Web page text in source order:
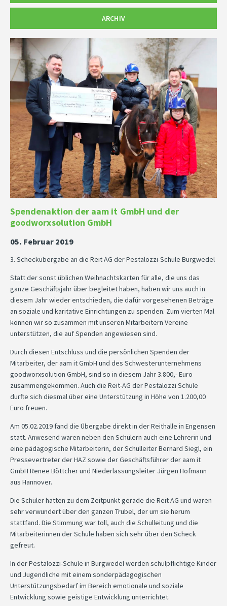
ARCHIV
Spendenaktion der aam it GmbH und der
goodworxsolution GmbH
05. Februar 2019
3. Scheckübergabe an die Reit AG der Pestalozzi-Schule Burgwedel
Statt der sonst üblichen Weihnachtskarten für alle, die uns das
ganze Geschäftsjahr über begleitet haben, haben wir uns auch in
diesem Jahr wieder entschieden, die dafür vorgesehenen Beträge
an soziale und karitative Einrichtungen zu spenden. Zum vierten Mal
können wir so zusammen mit unseren Mitarbeitern Vereine
unterstützen, die auf Spenden angewiesen sind.
Durch diesen Entschluss und die persönlichen Spenden der
Mitarbeiter, der aam it GmbH und des Schwesterunternehmens
goodworxsolution GmbH, sind so in diesem Jahr 3.800,- Euro
zusammengekommen. Auch die Reit-AG der Pestalozzi Schule
durfte sich diesmal über eine Unterstützung in Höhe von 1.200,00
Euro freuen.
Am 05.02.2019 fand die Übergabe direkt in der Reithalle in Engensen
statt. Anwesend waren neben den Schülern auch eine Lehrerin und
eine pädagogische Mitarbeiterin, der Schulleiter Bernard Siegl, ein
Pressevertreter der HAZ sowie der Geschäftsführer der aam it
GmbH Renee Böttcher und Niederlassungsleiter Jürgen Hofmann
aus Hannover.
Die Schüler hatten zu dem Zeitpunkt gerade die Reit AG und waren
sehr verwundert über den ganzen Trubel, der um sie herum
stattfand. Die Stimmung war toll, auch die Schulleitung und die
Mitarbeiterinnen der Schule haben sich sehr über den Scheck
gefreut.
In der Pestalozzi-Schule in Burgwedel werden schulpflichtige Kinder
und Jugendliche mit einem sonderpädagogischen
Unterstützungsbedarf im Bereich emotionale und soziale
Entwicklung sowie geistige Entwicklung unterrichtet.